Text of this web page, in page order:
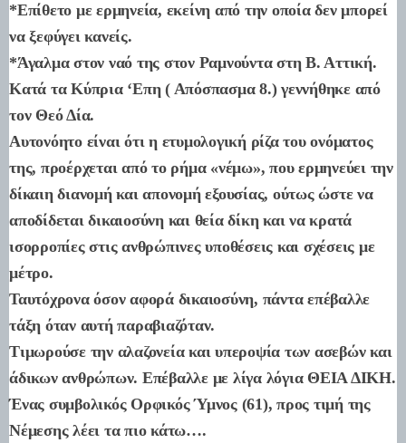
*Επίθετο με ερμηνεία, εκείνη από την οποία δεν μπορεί
να ξεφύγει κανείς.
*Άγαλμα στον ναό της στον Ραμνούντα στη Β. Αττική.
Κατά τα Κύπρια ‘Επη ( Απόσπασμα 8.) γεννήθηκε από
τον Θεό Δία.
Αυτονόητο είναι ότι η ετυμολογική ρίζα του ονόματος
της, προέρχεται από το ρήμα «νέμω», που ερμηνεύει την
δίκαιη διανομή και απονομή εξουσίας, ούτως ώστε να
αποδίδεται δικαιοσύνη και θεία δίκη και να κρατά
ισορροπίες στις ανθρώπινες υποθέσεις και σχέσεις με
μέτρο.
Ταυτόχρονα όσον αφορά δικαιοσύνη, πάντα επέβαλλε
τάξη όταν αυτή παραβιαζόταν.
Τιμωρούσε την αλαζονεία και υπεροψία των ασεβών και
άδικων ανθρώπων. Επέβαλλε με λίγα λόγια ΘΕΙΑ ΔΙΚΗ.
Ένας συμβολικός Ορφικός Ύμνος (61), προς τιμή της
Νέμεσης λέει τα πιο κάτω….